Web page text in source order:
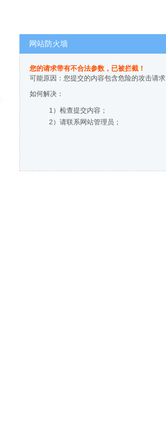
网站防火墙
您的请求带有不合法参数，已被拦截！
可能原因：您提交的内容包含危险的攻击请求
如何解决：
1）检查提交内容；
2）请联系网站管理员；